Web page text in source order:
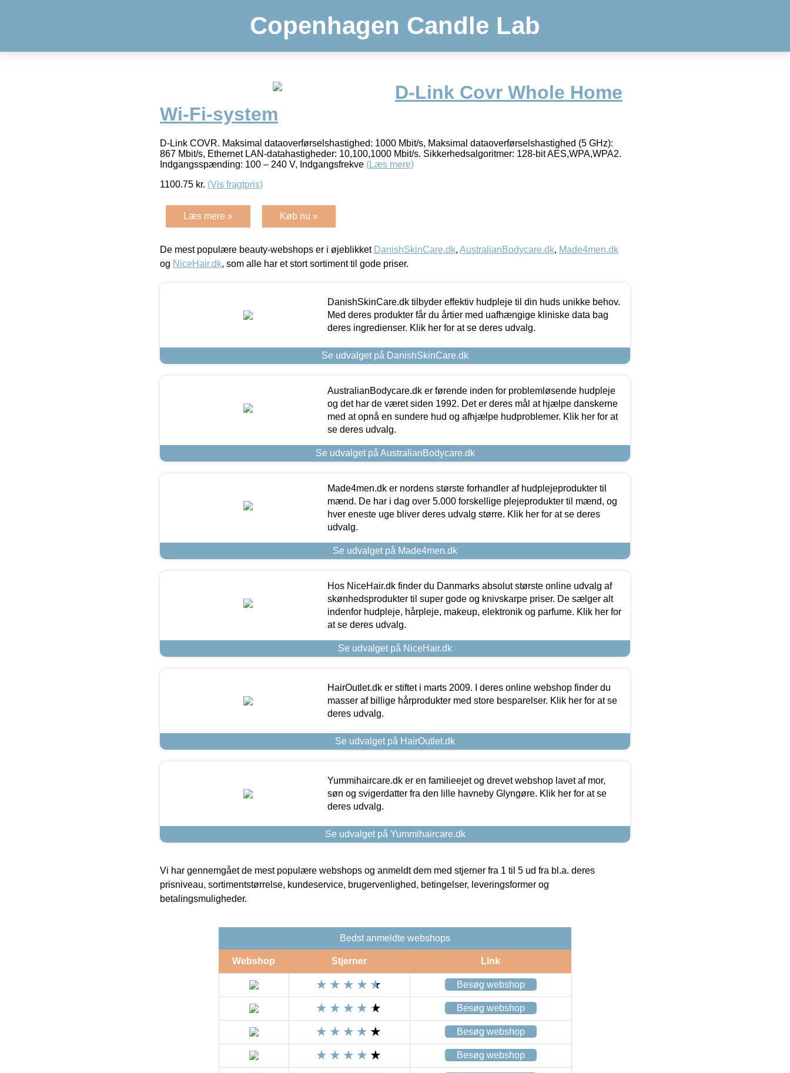
Copenhagen Candle Lab
D-Link Covr Whole Home
Wi-Fi-system
D-Link COVR. Maksimal dataoverførselshastighed: 1000 Mbit/s, Maksimal dataoverførselshastighed (5 GHz):
867 Mbit/s, Ethernet LAN-datahastigheder: 10,100,1000 Mbit/s. Sikkerhedsalgoritmer: 128-bit AES,WPA,WPA2.
Indgangsspænding: 100 – 240 V, Indgangsfrekve (Læs mere)
1100.75 kr. (Vis fragtpris)
Læs mere » Køb nu »
De mest populære beauty-webshops er i øjeblikket DanishSkinCare.dk, AustralianBodycare.dk, Made4men.dk
og NiceHair.dk, som alle har et stort sortiment til gode priser.
DanishSkinCare.dk tilbyder effektiv hudpleje til din huds unikke behov.
Med deres produkter får du årtier med uafhængige kliniske data bag
deres ingredienser. Klik her for at se deres udvalg.
Se udvalget på DanishSkinCare.dk
AustralianBodycare.dk er førende inden for problemløsende hudpleje
og det har de været siden 1992. Det er deres mål at hjælpe danskerne
med at opnå en sundere hud og afhjælpe hudproblemer. Klik her for at
se deres udvalg.
Se udvalget på AustralianBodycare.dk
Made4men.dk er nordens største forhandler af hudplejeprodukter til
mænd. De har i dag over 5.000 forskellige plejeprodukter til mænd, og
hver eneste uge bliver deres udvalg større. Klik her for at se deres
udvalg.
Se udvalget på Made4men.dk
Hos NiceHair.dk finder du Danmarks absolut største online udvalg af
skønhedsprodukter til super gode og knivskarpe priser. De sælger alt
indenfor hudpleje, hårpleje, makeup, elektronik og parfume. Klik her for
at se deres udvalg.
Se udvalget på NiceHair.dk
HairOutlet.dk er stiftet i marts 2009. I deres online webshop finder du
masser af billige hårprodukter med store besparelser. Klik her for at se
deres udvalg.
Se udvalget på HairOutlet.dk
Yummihaircare.dk er en familieejet og drevet webshop lavet af mor,
søn og svigerdatter fra den lille havneby Glyngøre. Klik her for at se
deres udvalg.
Se udvalget på Yummihaircare.dk
Vi har gennemgået de mest populære webshops og anmeldt dem med stjerner fra 1 til 5 ud fra bl.a. deres
prisniveau, sortimentstørrelse, kundeservice, brugervenlighed, betingelser, leveringsformer og
betalingsmuligheder.
Bedst anmeldte webshops
Webshop Stjerner Link
Besøg webshop
Besøg webshop
Besøg webshop
Besøg webshop